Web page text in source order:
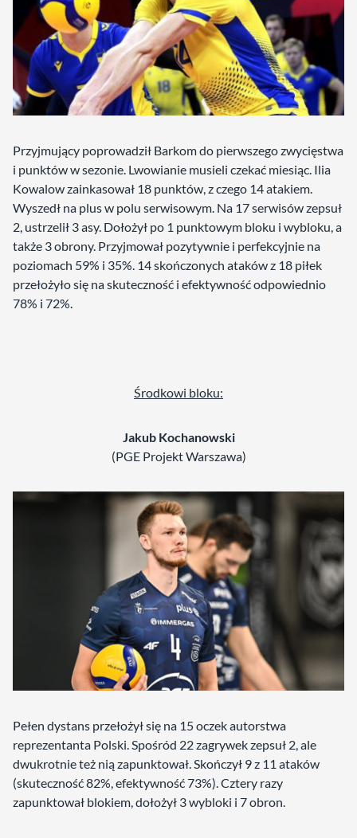
Przyjmujący poprowadził Barkom do pierwszego zwycięstwa
i punktów w sezonie. Lwowianie musieli czekać miesiąc. Ilia
Kowalow zainkasował 18 punktów, z czego 14 atakiem.
Wyszedł na plus w polu serwisowym. Na 17 serwisów zepsuł
2, ustrzelił 3 asy. Dołożył po 1 punktowym bloku i wybloku, a
także 3 obrony. Przyjmował pozytywnie i perfekcyjnie na
poziomach 59% i 35%. 14 skończonych ataków z 18 piłek
przełożyło się na skuteczność i efektywność odpowiednio
78% i 72%.
Środkowi bloku:
Jakub Kochanowski
(PGE Projekt Warszawa)
Pełen dystans przełożył się na 15 oczek autorstwa
reprezentanta Polski. Spośród 22 zagrywek zepsuł 2, ale
dwukrotnie też nią zapunktował. Skończył 9 z 11 ataków
(skuteczność 82%, efektywność 73%). Cztery razy
zapunktował blokiem, dołożył 3 wybloki i 7 obron.